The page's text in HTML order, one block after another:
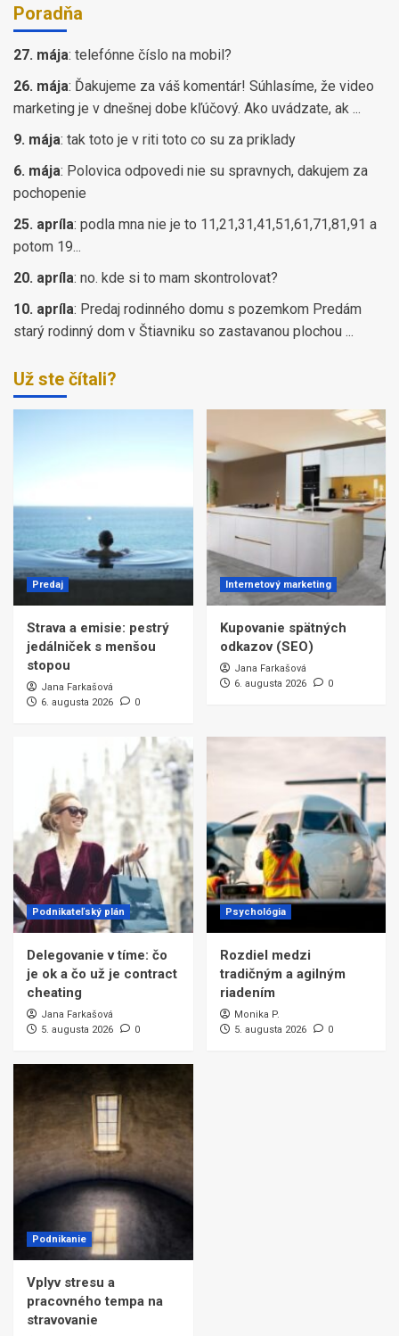
Poradňa
27. mája: telefónne číslo na mobil?
26. mája: Ďakujeme za váš komentár! Súhlasíme, že video
marketing je v dnešnej dobe kľúčový. Ako uvádzate, ak ...
9. mája: tak toto je v riti toto co su za priklady
6. mája: Polovica odpovedi nie su spravnych, dakujem za
pochopenie
25. apríla: podla mna nie je to 11,21,31,41,51,61,71,81,91 a
potom 19...
20. apríla: no. kde si to mam skontrolovat?
10. apríla: Predaj rodinného domu s pozemkom Predám
starý rodinný dom v Štiavniku so zastavanou plochou ...
Už ste čítali?
Predaj
Strava a emisie: pestrý
jedálniček s menšou
stopou
Jana Farkašová
6. augusta 2026
0
Internetový marketing
Kupovanie spätných
odkazov (SEO)
Jana Farkašová
6. augusta 2026
0
Podnikateľský plán
Delegovanie v tíme: čo
je ok a čo už je contract
cheating
Jana Farkašová
5. augusta 2026
0
Psychológia
Rozdiel medzi
tradičným a agilným
riadením
Monika P.
5. augusta 2026
0
Podnikanie
Vplyv stresu a
pracovného tempa na
stravovanie